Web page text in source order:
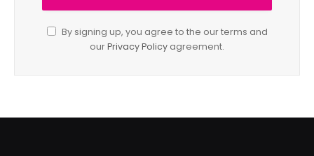
By signing up, you agree to the our terms and
ourPrivacy Policy agreement.